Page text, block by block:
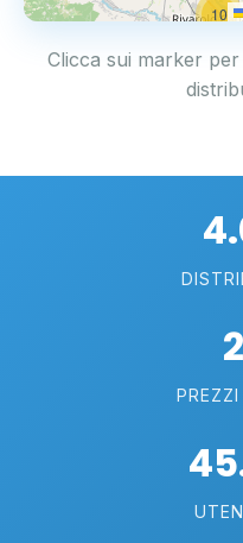
10
Clicca sui marker